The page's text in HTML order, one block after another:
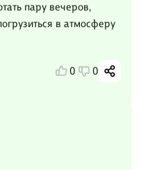
пару вечеров,
в атмосферу
0 0